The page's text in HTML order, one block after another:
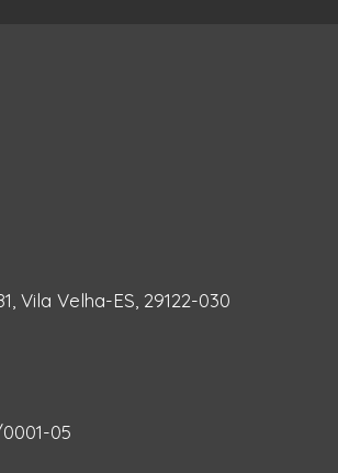
Vila Velha-ES, 29122-030
05